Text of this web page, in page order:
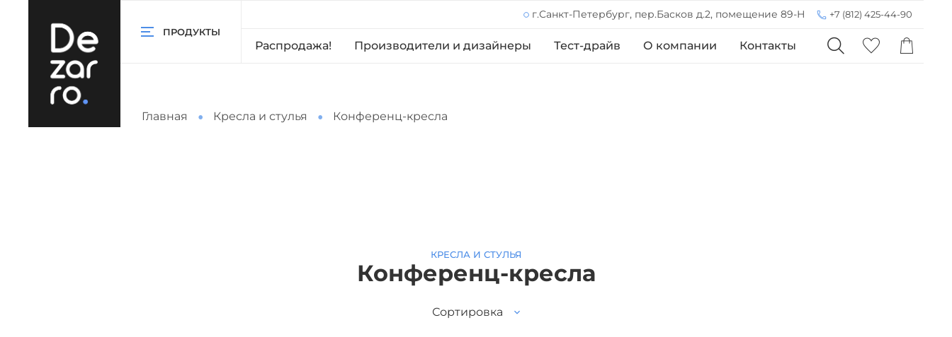
ПРОДУКТЫ
г.Санкт-Петербург, пер.Басков д.2, помещение 89-Н +7 (812) 425-44-90
Распродажа! Производители и дизайнеры Тест-драйв О компании Контакты
Главная Кресла и стулья Конференц-кресла
КРЕСЛА И СТУЛЬЯ
Конференц-кресла
Сортировка